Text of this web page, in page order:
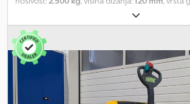
, stanje pneumatika:
prazna masa vozila:820 kg, ukupna dužina:
Specijalna oprema: inicijalno podizanje, Opis
tandem valjci, električno upravljanje,
ruda upravljiva sa svih strana, mini displej, ISM
UVV inspekcija urađeni novo Djdpfx Afsyfidno